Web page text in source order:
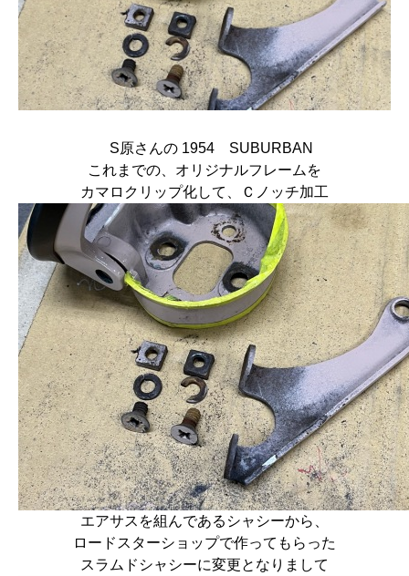
S原さんの 1954 SUBURBAN
これまでの、オリジナルフレームを
カマロクリップ化して、Ｃノッチ加工
エアサスを組んであるシャシーから、
ロードスターショップで作ってもらった
スラムドシャシーに変更となりまして